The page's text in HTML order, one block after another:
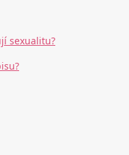
sexualitu?